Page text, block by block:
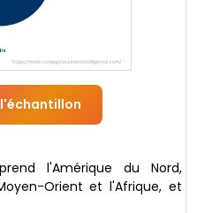
l'Amérique du Nord,
Orient et l'Afrique, et